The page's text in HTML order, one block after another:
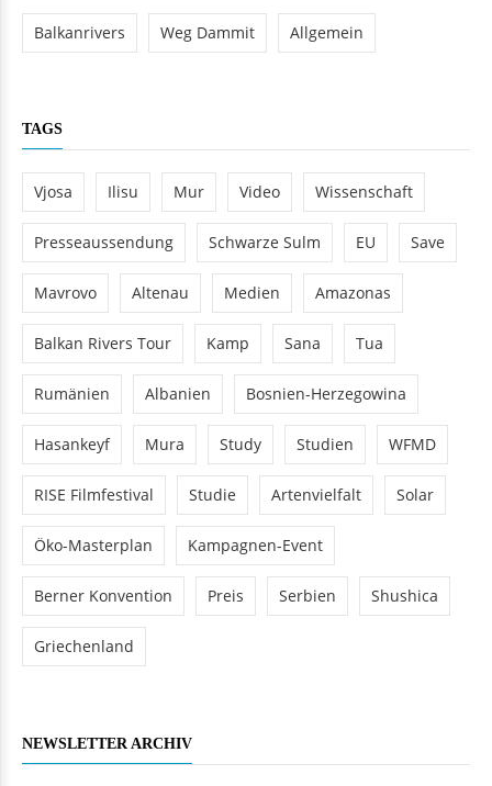
Balkanrivers Weg Dammit Allgemein
TAGS
Vjosa Ilisu Mur Video Wissenschaft
Presseaussendung Schwarze Sulm EU Save
Mavrovo Altenau Medien Amazonas
Balkan Rivers Tour Kamp Sana Tua
Rumänien Albanien Bosnien-Herzegowina
Hasankeyf Mura Study Studien WFMD
RISE Filmfestival Studie Artenvielfalt Solar
Öko-Masterplan Kampagnen-Event
Berner Konvention Preis Serbien Shushica
Griechenland
NEWSLETTER ARCHIV